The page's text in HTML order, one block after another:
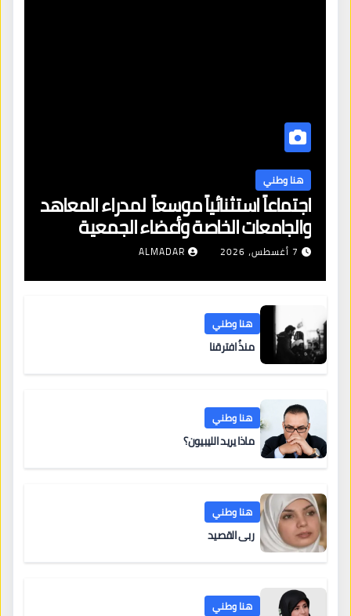
هنا وطني
اجتماعاً استثنائياً موسعاً لمدراء المعاهد
والجامعات الخاصة وأعضاء الجمعية
العمومية للنقابة العامة لمؤسسات
7 أغسطس، 2026 ALMADAR
هنا وطني
منذُ افترقنا
هنا وطني
ماذا يريد الليبيون؟
هنا وطني
ربى القصيد
هنا وطني